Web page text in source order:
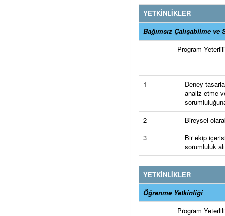
YETKİNLİKLER
Bağımsız Çalışabilme
Program
1
Deney
analiz etme
2
Bireysel
3
Bir ekip
sorumluluk
YETKİNLİKLER
Öğrenme Yetkinliği
Program